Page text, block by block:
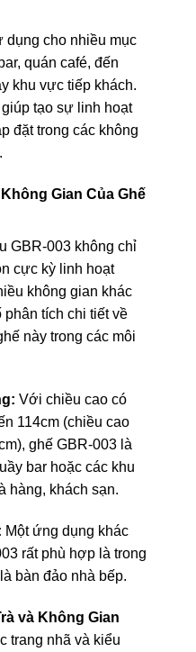
dụng cho nhiều mục
quán café, đến
khu vực tiếp khách.
tạo sự linh hoạt
đặt trong các không
Gian Của Ghế
GBR-003 không chỉ
cực kỳ linh hoạt
không gian khác
tích chi tiết về
này trong các môi
Với chiều cao có
114cm (chiều cao
ghế GBR-003 là
bar hoặc các khu
hàng, khách sạn.
Một ứng dụng khác
rất phù hợp là trong
bàn đảo nhà bếp.
và Không Gian
trang nhã và kiểu